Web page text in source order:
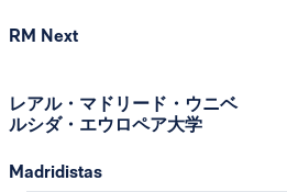
RM Next
レアル・マドリード・ウニベ
ルシダ・エウロペア大学
Madridistas